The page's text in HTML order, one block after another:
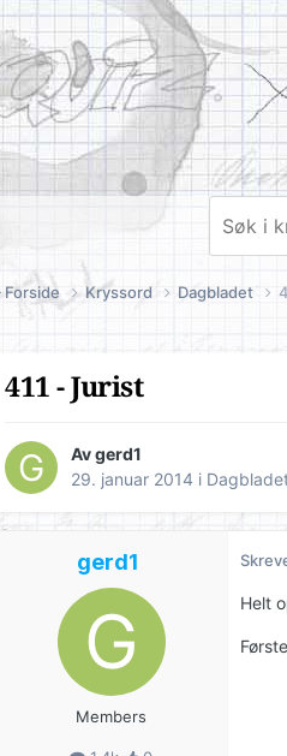
Forside Kryssord Dagbladet
411 - Jurist
Avgerd1
29. januar 2014 i
gerd1
Members
Helt